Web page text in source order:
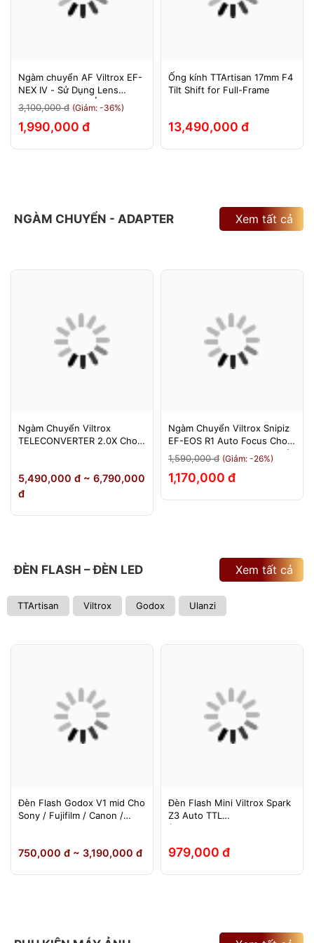
Ngàm chuyển AF Viltrox EF-
NEX IV - Sử Dụng Lens
Canon Trên Máy Ảnh Sony
E-Mount - Bảo Hành 12
Tháng.
3,100,000 đ (Giảm: -36%)
1,990,000 đ
Ống kính TTArtisan 17mm F4
Tilt Shift for Full-Frame
13,490,000 đ
NGÀM CHUYỂN - ADAPTER Xem tất cả
Ngàm Chuyển Viltrox
TELECONVERTER 2.0X Cho
Tháng
5,490,000 đ ~ 6,790,000
đ
Ngàm Chuyển Viltrox Snipiz
EF-EOS R1 Auto Focus Cho
Canon EOS R/RP/R5/R6 - Bảo
Hành 12 Tháng 1 Đổi 1
1,590,000 đ (Giảm: -26%)
1,170,000 đ
ĐÈN FLASH – ĐÈN LED
TTArtisan Viltrox Godox Ulanzi
Xem tất cả
Đèn Flash Godox V1 mid Cho
Sony / Fujifilm / Canon /
750,000 đ ~ 3,190,000 đ
Đèn Flash Mini Viltrox Spark
Z3 Auto TTL
(Fuji/Sony/Canon/Nikon)
979,000 đ